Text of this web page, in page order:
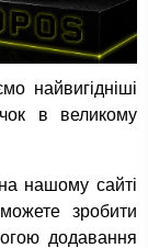
найвигідніші
в великому
нашому сайті
зробити
додавання